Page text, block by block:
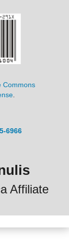
Commons
6966
Affiliate